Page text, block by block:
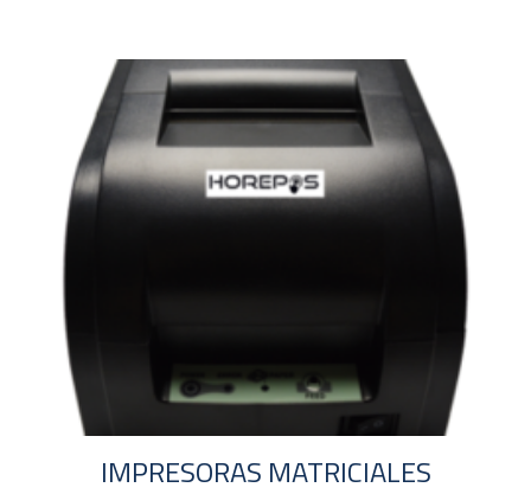
IMPRESORAS MATRICIALES